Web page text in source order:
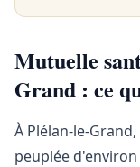
Mutuelle
Grand : ce
À Plélan-le-
peuplée